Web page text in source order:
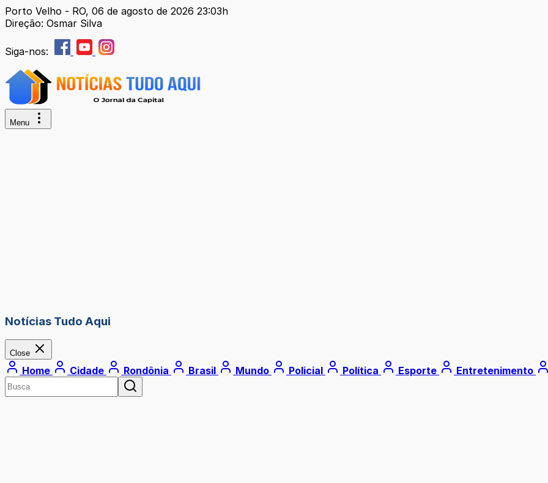
Porto Velho - RO, 06 de agosto de 2026 23:03h
Direção: Osmar Silva
Siga-nos:
Menu
Notícias Tudo Aqui
Close
Home Cidade Rondônia Brasil Mundo Policial Política Esporte Entretenimento